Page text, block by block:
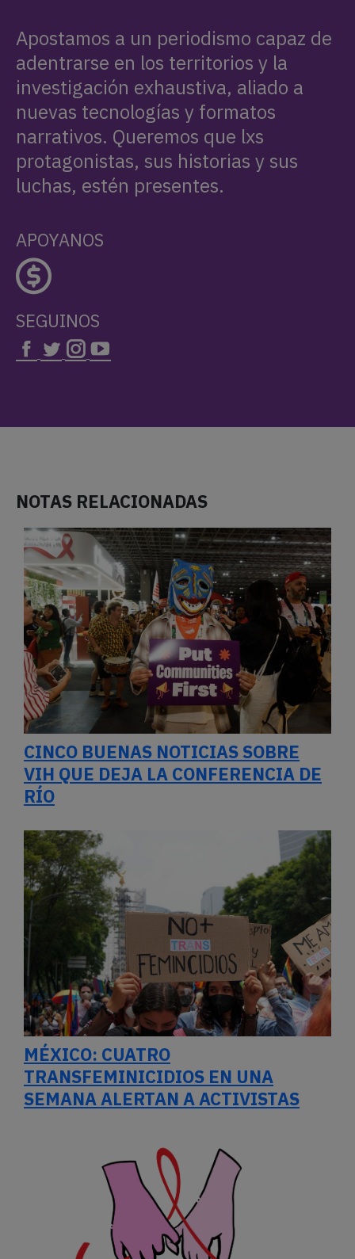
Apostamos a un periodismo capaz de
adentrarse en los territorios y la
investigación exhaustiva, aliado a
nuevas tecnologías y formatos
narrativos. Queremos que lxs
protagonistas, sus historias y sus
luchas, estén presentes.
APOYANOS
SEGUINOS
NOTAS RELACIONADAS
CINCO BUENAS NOTICIAS SOBRE
VIH QUE DEJA LA CONFERENCIA DE
RÍO
MÉXICO: CUATRO
TRANSFEMINICIDIOS EN UNA
SEMANA ALERTAN A ACTIVISTAS